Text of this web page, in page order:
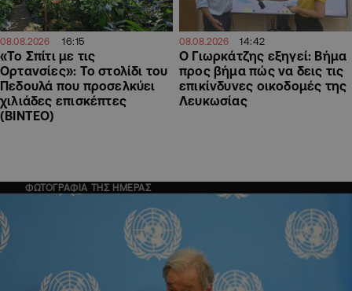
08.08.2026 16:15
«Το Σπίτι με τις
Ορτανσίες»: Το στολίδι του
Πεδουλά που προσελκύει
χιλιάδες επισκέπτες
(ΒΙΝΤΕΟ)
08.08.2026 14:42
Ο Γιωρκάτζης εξηγεί: Βήμα
προς βήμα πώς να δεις τις
επικίνδυνες οικοδομές της
Λευκωσίας
ΦΩΤΟΓΡΑΦΙΑ ΤΗΣ ΗΜΕΡΑΣ